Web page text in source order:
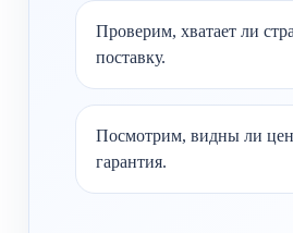
Проверим, хватает ли
поставку.
Посмотрим, видны ли
гарантия.